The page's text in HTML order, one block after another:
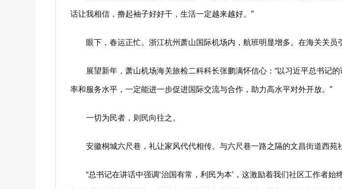
话让我相信，撸起袖子好好干，生活一定越来越好。”
眼下，春运正忙。浙江杭州萧山国际机场内，航班明显增多。在海关关员引
展望新年，萧山机场海关旅检二科科长张鹏满怀信心：“以习近平总书记的
率和服务水平，一定能进一步促进国际交流与合作，助力高水平对外开放。”
一切为民者，则民向往之。
安徽桐城六尺巷，礼让家风代代相传。与六尺巷一路之隔的文昌街道西苑
“总书记在讲话中强调‘治国有常，利民为本’，这激励着我们社区工作者始